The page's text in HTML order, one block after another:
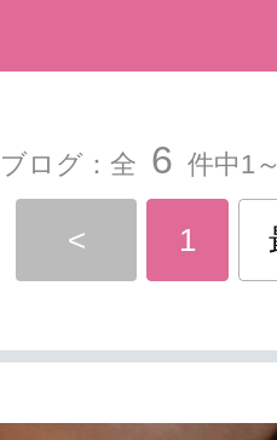
ログ：全 6 件中1
< 1